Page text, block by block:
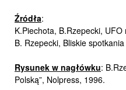
Źródła:
K.Piechota, B.Rzepecki,
B. Rzepecki, Bliskie
Rysunek w nagłówku:
Polską”, Nolpress, 1996.